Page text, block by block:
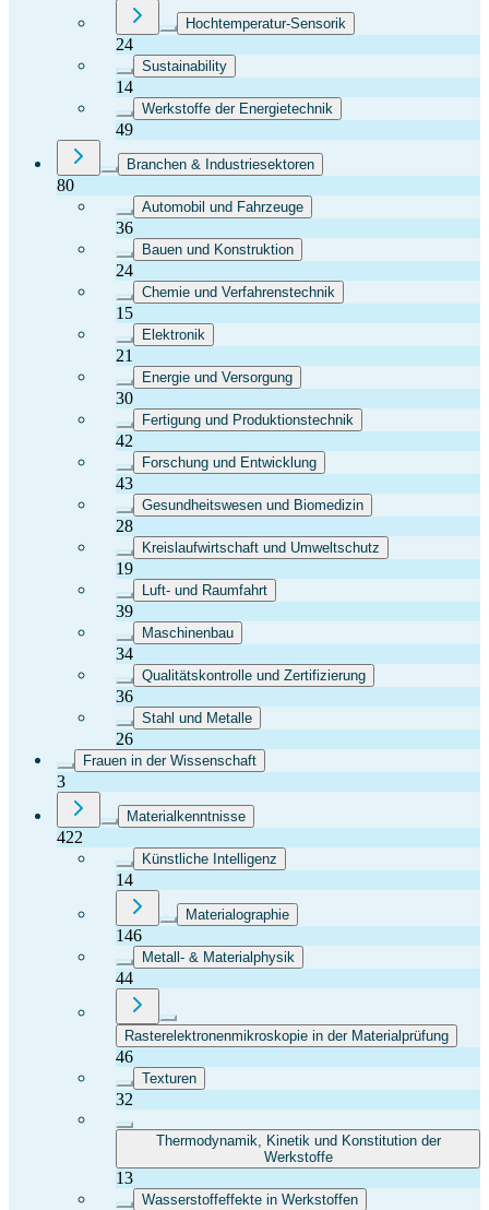
Hochtemperatur-Sensorik
24
Sustainability
14
Werkstoffe der Energietechnik
49
Branchen & Industriesektoren
80
Automobil und Fahrzeuge
36
Bauen und Konstruktion
24
Chemie und Verfahrenstechnik
15
Elektronik
21
Energie und Versorgung
30
Fertigung und Produktionstechnik
42
Forschung und Entwicklung
43
Gesundheitswesen und Biomedizin
28
Kreislaufwirtschaft und Umweltschutz
19
Luft- und Raumfahrt
39
Maschinenbau
34
Qualitätskontrolle und Zertifizierung
36
Stahl und Metalle
26
Frauen in der Wissenschaft
3
Materialkenntnisse
422
Künstliche Intelligenz
14
Materialographie
146
Metall- & Materialphysik
44
Rasterelektronenmikroskopie in der Materialprüfung
46
Texturen
32
Thermodynamik, Kinetik und Konstitution der
Werkstoffe
13
Wasserstoffeffekte in Werkstoffen